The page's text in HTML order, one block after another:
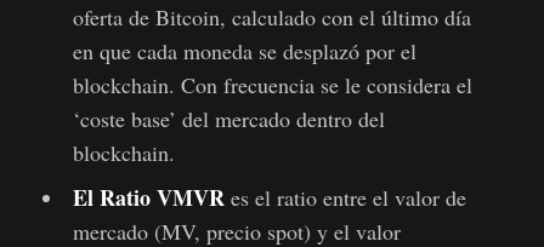
oferta de Bitcoin, calculado con el último día
en que cada moneda se desplazó por el
blockchain. Con frecuencia se le considera el
‘coste base’ del mercado dentro del
blockchain.
El Ratio VMVRes el ratio entre el valor de
mercado (MV, precio spot) y el valor